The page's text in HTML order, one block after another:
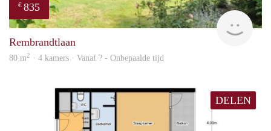
€ 835
rent
Rembrandtlaan
80 m2 · 4 kamers · Vanaf ? - Onbepaalde tijd
DELEN